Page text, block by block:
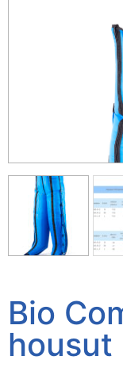
Bio
housut